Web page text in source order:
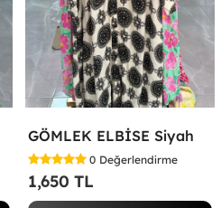
GÖMLEK ELBİSE Siyah
0 Değerlendirme
1,650 TL